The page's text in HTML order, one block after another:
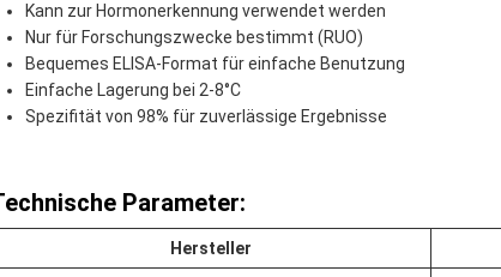
Kann zur Hormonerkennung verwendet werden
Nur für Forschungszwecke bestimmt (RUO)
Bequemes ELISA-Format für einfache Benutzung
Einfache Lagerung bei 2-8°C
Spezifität von 98% für zuverlässige Ergebnisse
Parameter:
Hersteller